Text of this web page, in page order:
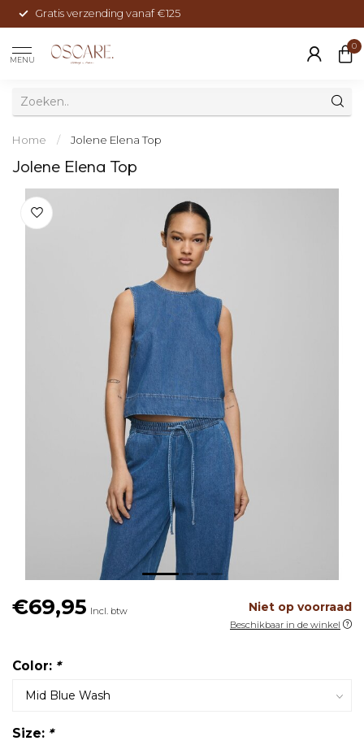
Gratis verzending vanaf €125
MENU
0
Home / Jolene Elena Top
Jolene Elena Top
€69,95 Incl. btw Niet op voorraad
Beschikbaar in de winkel
Color: *
Size: *